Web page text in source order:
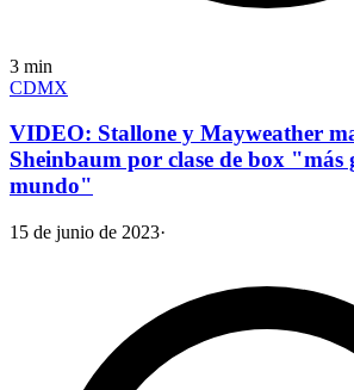
3 min
CDMX
VIDEO: Stallone y Mayweather
Sheinbaum por clase de box "más
mundo"
15 de junio de 2023·